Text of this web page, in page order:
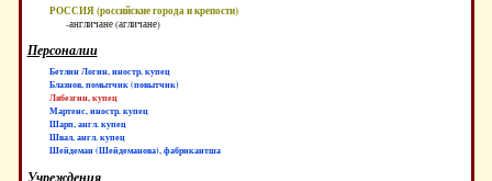
РОССИЯ (российские города и крепости)
-англичане (агличане)
Персоналии
Бетлин Логин, иностр. купец
Блазнов, помытчик (повытчик)
Лябезгин, купец
Мартенс, иностр. купец
Шарп, англ. купец
Швал, англ. купец
Шейдеман (Шейдеманова), фабрикантша
Учреждения